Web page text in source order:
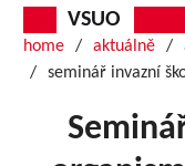
VSUO
home aktuálně
seminář invazní